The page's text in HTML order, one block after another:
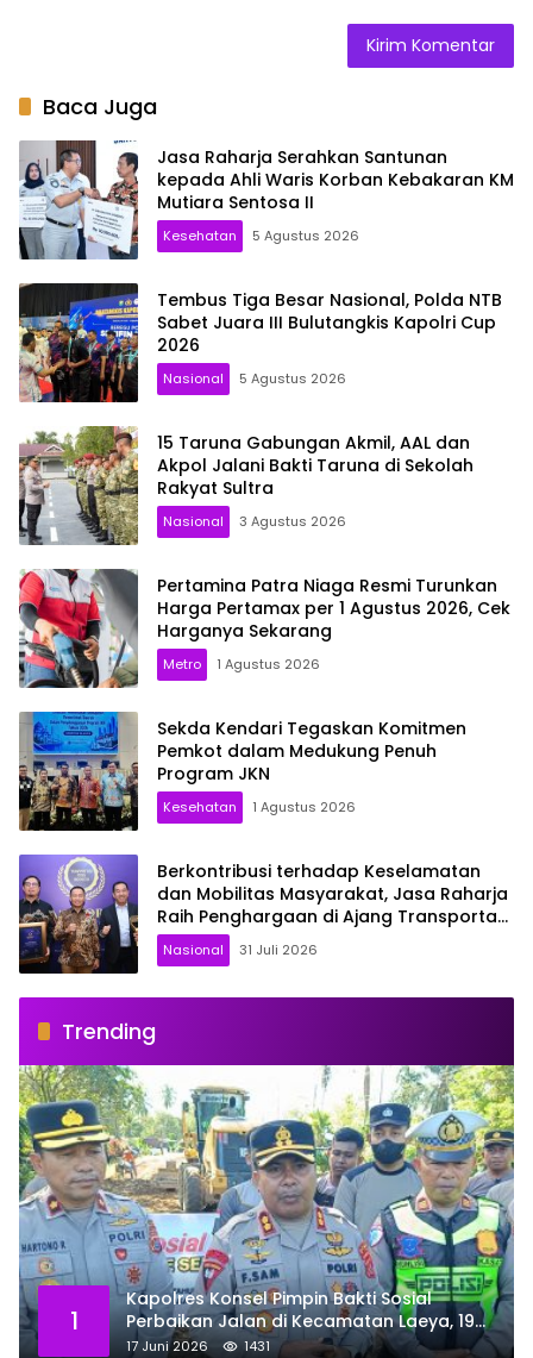
Baca Juga
Jasa Raharja Serahkan Santunan
kepada Ahli Waris Korban Kebakaran KM
Mutiara Sentosa II
Kesehatan 5 Agustus 2026
Tembus Tiga Besar Nasional, Polda NTB
Sabet Juara III Bulutangkis Kapolri Cup
2026
Nasional 5 Agustus 2026
15 Taruna Gabungan Akmil, AAL dan
Akpol Jalani Bakti Taruna di Sekolah
Rakyat Sultra
Nasional 3 Agustus 2026
Pertamina Patra Niaga Resmi Turunkan
Harga Pertamax per 1 Agustus 2026, Cek
Harganya Sekarang
Metro 1 Agustus 2026
Sekda Kendari Tegaskan Komitmen
Pemkot dalam Medukung Penuh
Program JKN
Kesehatan 1 Agustus 2026
Berkontribusi terhadap Keselamatan
dan Mobilitas Masyarakat, Jasa Raharja
Raih Penghargaan di Ajang Transportasi
Indonesia Awards 2026
Nasional 31 Juli 2026
Trending
1
Kapolres Konsel Pimpin Bakti Sosial
Perbaikan Jalan di Kecamatan Laeya, 19
Titik Rusak Siap Ditambal
17 Juni 2026 1431